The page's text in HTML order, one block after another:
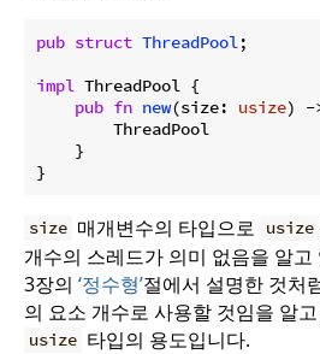
pub struct ThreadPool;
impl ThreadPool {
pub fn new(size: usize) -
        ThreadPool
    }
}
size 매개변수의 타입으로 usize
개수의 스레드가 의미 없음을 알
3장의 ‘정수형’절에서 설명한 것처
의 요소 개수로 사용할 것임을 알
usize 타입의 용도입니다.